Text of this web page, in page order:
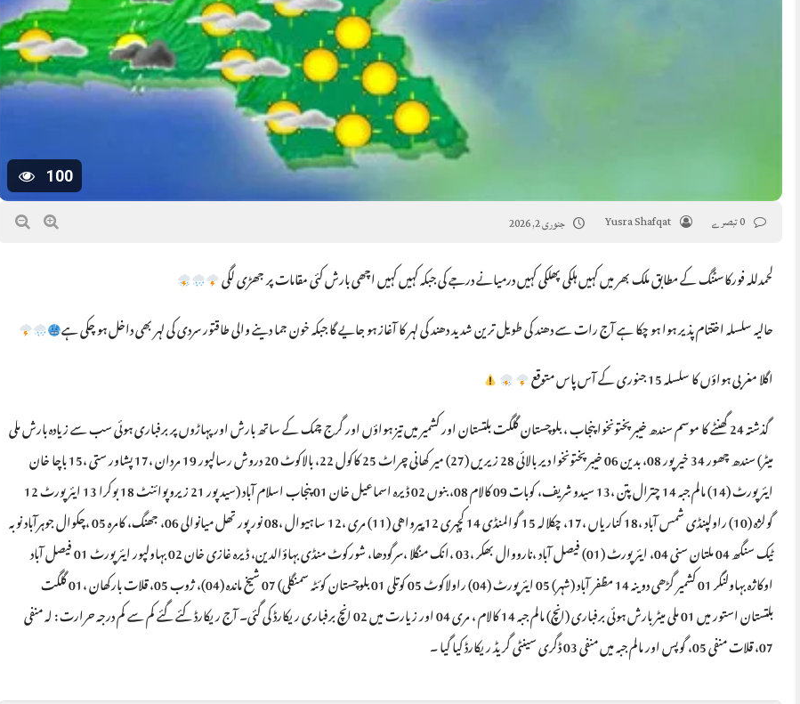
100
Yusra Shafqat جنوری 2, 2026
لحمدللہ فورکاسٹنگ کے مطابق ملک بھر میں کہیں ہلکی پھلکی کہیں درمیانے درجے کی جبکہ کہیں کہیں اچھی بارش کئی مقامات پر جھڑی لگی
حالیہ سلسلہ اختتام پذیر ہوا ہو چکا ہے آج رات سے دھند کی طویل ترین شدید دھند کی لہر کا آغاز ہو جایے گا جبکہ خون جما دینے والی طاقتور سردی کی لہر بھی داخل ہو چکی ہے
اگلا مغربی ہواؤں کا سلسلہ 15 جنوری کے آس پاس متوقع
گذشتہ 24 گھنٹے کا موسم سندھ خیبر پختونخوا پنجاب ، بلوچستان گلگت بلتستان اور کشمیر میں تیز ہواؤں اور گرج چمک کے ساتھ بارش اور پہاڑوں پر برفباری ہوئی سب سے زیادہ بارش ملی
میٹر) سندھ چھور 34 خیرپور 08، بدين 06 خيبر پختونخوا دیر بالائی 28 زیریں (27) میر کھانی چراٹ 25 كاكول 22، بالاکوٹ 20 دروش رسالپور 19 مردان ،17 پشاور ستی ،15 باچا خان
ایئرپورٹ (14) مالم جبہ 14 چترال پتن ،13 سیدو شریف، كوبات 09 کالام 08، بنوں 02 ڈیرہ اسماعیل خان 01 پنجاب اسلام آباد (سید پور 21 زیروپوائنٹ 18 بوكرا 13 ایئر پورٹ 12
گولژه (10) راولپنڈی شمس آباد ،18 کناریاں ،17، چکلالہ 15 گوالمنڈی 14 کچہری 12 پیرواهی (11) مری ،12 ساہیوال ،08 نور پور تھل میانوالی 06، جھنگ، کامره 05 ،چکوال جوہرآباد نوبہ
ٹیک سنگھ 04 ملتان سنی 04، ایئر پورٹ (01) فیصل آباد ،نارووال بھکر ،03 ،انک منگلا ،سرگودھا، شورکوٹ منڈی بہاؤالدین، ڈیرہ غازی خان 02 بہاولپور ایئرپورٹ 01 فیصل آباد
اوکاژه بہاولنگر 01 کشمیر گڑھی دوینہ 14 مظفر آباد (شہر) 05 ایئرپورٹ (04) راولاکوٹ 05 کوتلی 01 بلوچستان کوئٹہ سمنگلی) 07 شیخ مانده (04)، ژوب 05، قلات بارکھان ،01 گلگت
بلتستان استور میں 01 ملی میٹر بارش ہوئی برفباری (انچ) مالم جبہ 14 کالام ، مری 04 اور زیارت میں 02 انچ برفباری ریکارڈ کی گئی۔ آج ریکارڈ کئے گئے کم سے کم درجہ حرارت : لہ منفی
07، قلات منفی 05، گوپس اور مالم جبہ میں منفی 03 ڈگری سینٹی گریڈ ریکارڈ کیا گیا ۔